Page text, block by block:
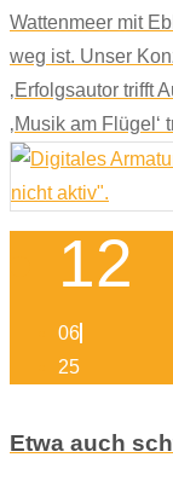
Wattenmeer mit
weg ist. Unser
‚Erfolgsautor trifft
‚Musik am Flügel‘
12
06
25
Etwa auch